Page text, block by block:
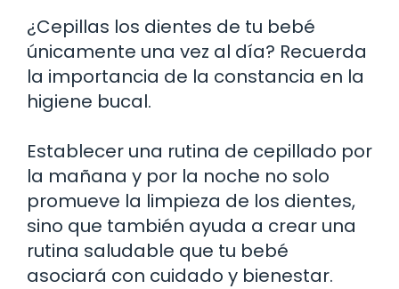
¿Cepillas los dientes de tu bebé
únicamente una vez al día? Recuerda
la importancia de la constancia en la
higiene bucal.
Establecer una rutina de cepillado por
la mañana y por la noche no solo
promueve la limpieza de los dientes,
sino que también ayuda a crear una
rutina saludable que tu bebé
asociará con cuidado y bienestar.